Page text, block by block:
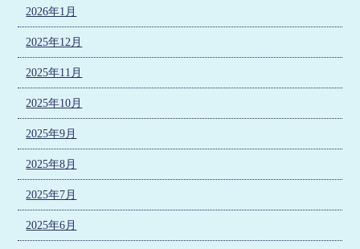
2026年1月
2025年12月
2025年11月
2025年10月
2025年9月
2025年8月
2025年7月
2025年6月